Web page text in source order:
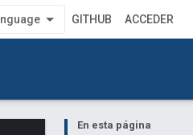
GITHUB ACCEDER
En esta página